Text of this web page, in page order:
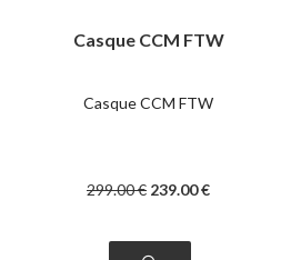
Casque CCM FTW
Casque CCM FTW
299.00€ 239.00€